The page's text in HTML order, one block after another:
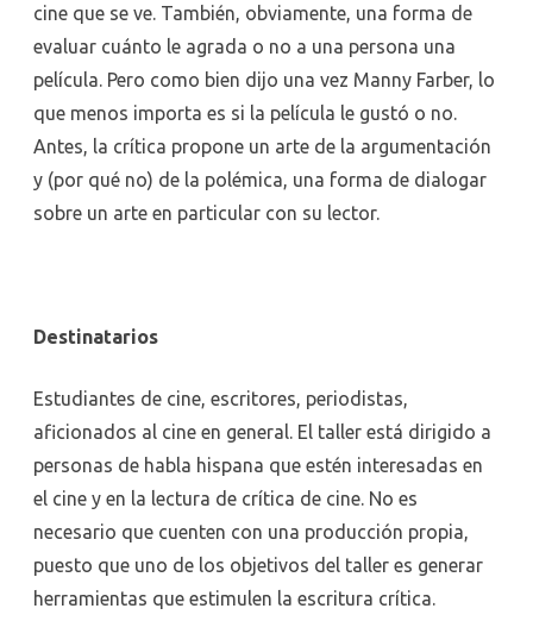
cine que se ve. También, obviamente, una forma de
evaluar cuánto le agrada o no a una persona una
película. Pero como bien dijo una vez Manny Farber, lo
que menos importa es si la película le gustó o no.
Antes, la crítica propone un arte de la argumentación
y (por qué no) de la polémica, una forma de dialogar
sobre un arte en particular con su lector.
Destinatarios
Estudiantes de cine, escritores, periodistas,
aficionados al cine en general. El taller está dirigido a
personas de habla hispana que estén interesadas en
el cine y en la lectura de crítica de cine. No es
necesario que cuenten con una producción propia,
puesto que uno de los objetivos del taller es generar
herramientas que estimulen la escritura crítica.